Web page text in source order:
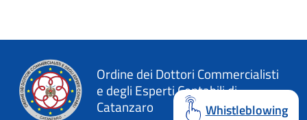
Ordine dei Dottori Commercialisti
e degli Esperti Contabili di
Catanzaro
Whistleblowing